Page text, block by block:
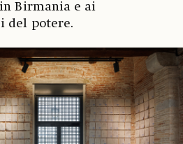
Birmania e ai
del potere.